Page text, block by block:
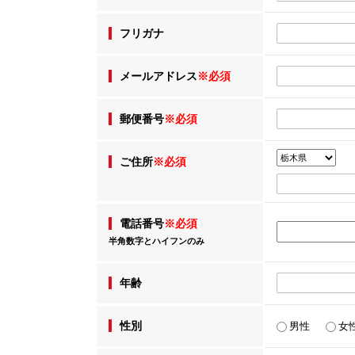
フリガナ
メールアドレス※必須
郵便番号※必須
ご住所※必須
電話番号※必須
半角数字とハイフンのみ
年齢
性別 男性 女